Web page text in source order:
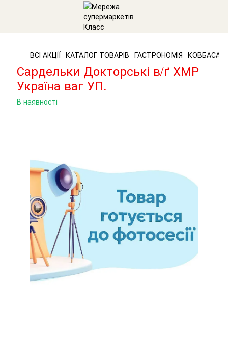
ВСІ АКЦІЇ КАТАЛОГ ТОВАРІВ ГАСТРОНОМІЯ КОВБАСА
Сардельки Докторські в/ґ ХМР
Україна ваг УП.
В наявності